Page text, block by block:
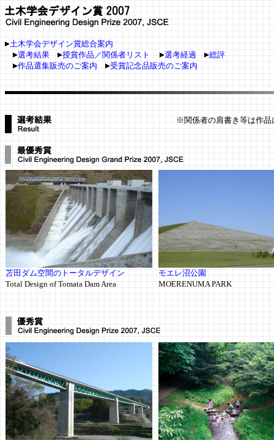
土木学会デザイン賞総合案内
選考結果
授賞作品／関係者リスト 選考経過
総評
作品選集販売のご案内
受賞記念品販売のご案内
※関係者の肩書き等は作品
苫田ダム空間のトータルデザイン
Total Design of Tomata Dam Area
モエレ沼公園
MOERENUMA PARK